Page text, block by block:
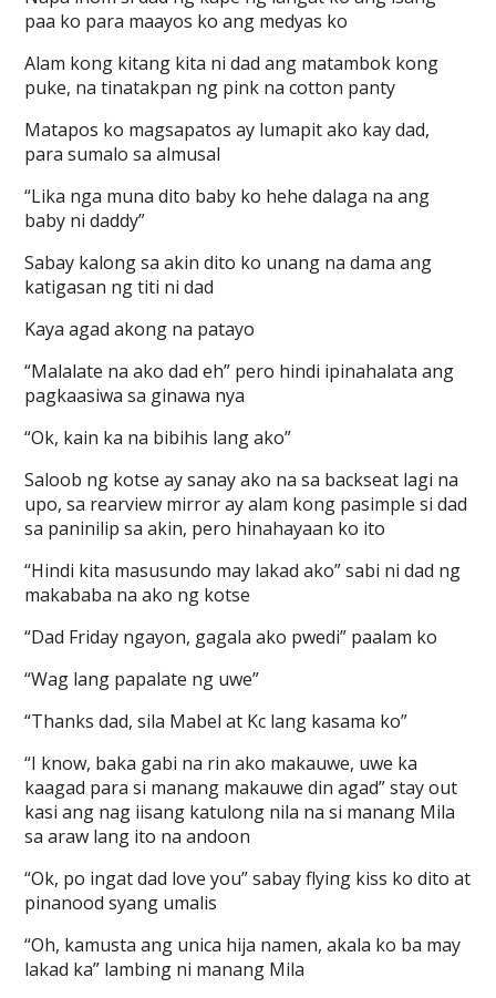
paa ko para maayos ko ang medyas ko
Alam kong kitang kita ni dad ang matambok kong
puke, na tinatakpan ng pink na cotton panty
Matapos ko magsapatos ay lumapit ako kay dad,
para sumalo sa almusal
“Lika nga muna dito baby ko hehe dalaga na ang
baby ni daddy”
Sabay kalong sa akin dito ko unang na dama ang
katigasan ng titi ni dad
Kaya agad akong na patayo
“Malalate na ako dad eh” pero hindi ipinahalata ang
pagkaasiwa sa ginawa nya
“Ok, kain ka na bibihis lang ako”
Saloob ng kotse ay sanay ako na sa backseat lagi na
upo, sa rearview mirror ay alam kong pasimple si dad
sa paninilip sa akin, pero hinahayaan ko ito
“Hindi kita masusundo may lakad ako” sabi ni dad ng
makababa na ako ng kotse
“Dad Friday ngayon, gagala ako pwedi” paalam ko
“Wag lang papalate ng uwe”
“Thanks dad, sila Mabel at Kc lang kasama ko”
“I know, baka gabi na rin ako makauwe, uwe ka
kaagad para si manang makauwe din agad” stay out
kasi ang nag iisang katulong nila na si manang Mila
sa araw lang ito na andoon
“Ok, po ingat dad love you” sabay flying kiss ko dito at
pinanood syang umalis
“Oh, kamusta ang unica hija namen, akala ko ba may
lakad ka” lambing ni manang Mila